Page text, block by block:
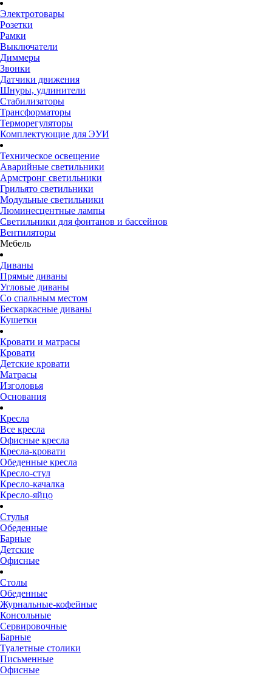
Электротовары
Розетки
Рамки
Выключатели
Диммеры
Звонки
Датчики движения
Шнуры, удлинители
Стабилизаторы
Трансформаторы
Терморегуляторы
Комплектующие для ЭУИ
Техническое освещение
Аварийные светильники
Армстронг светильники
Грильято светильники
Модульные светильники
Люминесцентные лампы
Светильники для фонтанов и бассейнов
Вентиляторы
Мебель
Диваны
Прямые диваны
Угловые диваны
Со спальным местом
Бескаркасные диваны
Кушетки
Кровати и матрасы
Кровати
Детские кровати
Матрасы
Изголовья
Основания
Кресла
Все кресла
Офисные кресла
Кресла-кровати
Обеденные кресла
Кресло-стул
Кресло-качалка
Кресло-яйцо
Стулья
Обеденные
Барные
Детские
Офисные
Столы
Обеденные
Журнальные-кофейные
Консольные
Сервировочные
Барные
Туалетные столики
Письменные
Офисные